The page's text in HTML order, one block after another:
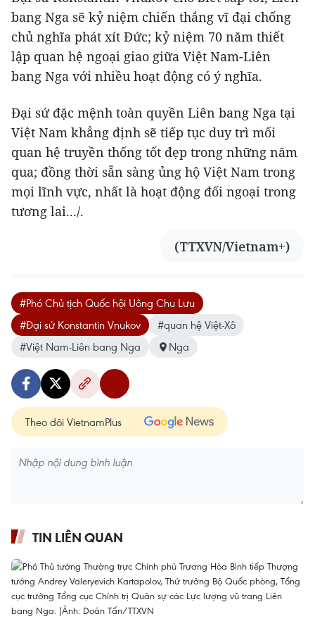
bang Nga sẽ kỷ niệm chiến thắng vĩ đại chống
chủ nghĩa phát xít Đức; kỷ niệm 70 năm thiết
lập quan hệ ngoại giao giữa Việt Nam-Liên
bang Nga với nhiều hoạt động có ý nghĩa.
Đại sứ đặc mệnh toàn quyền Liên bang Nga tại
Việt Nam khẳng định sẽ tiếp tục duy trì mối
quan hệ truyền thống tốt đẹp trong những năm
qua; đồng thời sẵn sàng ủng hộ Việt Nam trong
mọi lĩnh vực, nhất là hoạt động đối ngoại trong
tương lai.../.
(TTXVN/Vietnam+)
#Phó Chủ tịch Quốc hội Uông Chu Lưu
#Đại sứ Konstantin Vnukov
#quan hệ Việt-Xô
#Việt Nam-Liên bang Nga
Nga
Theo dõi VietnamPlus
TIN LIÊN QUAN